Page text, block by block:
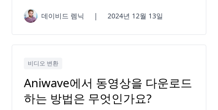
데이비드 렘닉 | 2024년 12월 13일
비디오 변환
Aniwave에서 동영상을 다운로드
하는 방법은 무엇인가요?